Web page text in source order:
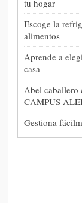
tu hogar
Escoge la
alimentos
Aprende a
casa
Abel caballero
CAMPUS
Gestiona